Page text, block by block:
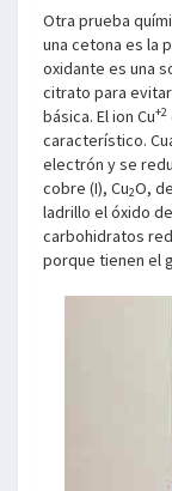
Otra prueba
una cetona es la
oxidante es una
citrato para
básica. El ion Cu+2
característico.
electrón y se
cobre (I), Cu2O,
ladrillo el óxido
carbohidratos
porque tienen el